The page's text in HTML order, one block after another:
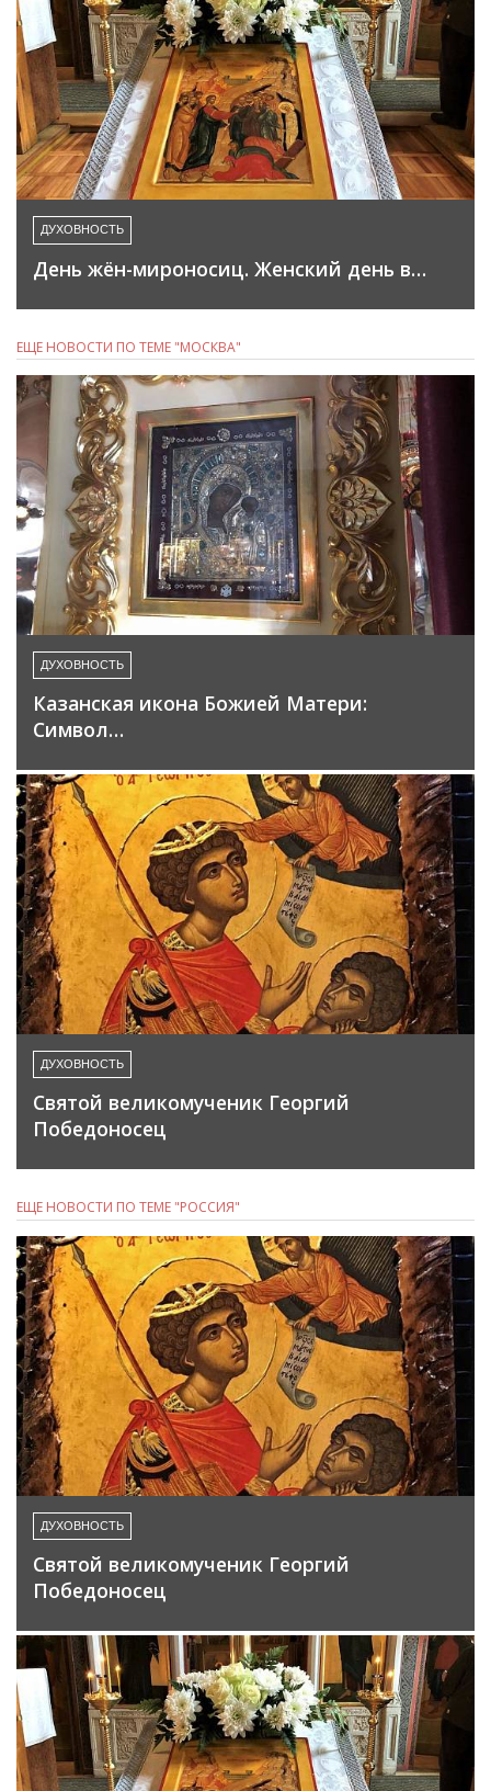
ДУХОВНОСТЬ
День жён-мироносиц. Женский день в…
ЕЩЕ НОВОСТИ ПО ТЕМЕ "МОСКВА"
ДУХОВНОСТЬ
Казанская икона Божией Матери:
Символ…
ДУХОВНОСТЬ
Святой великомученик Георгий
Победоносец
ЕЩЕ НОВОСТИ ПО ТЕМЕ "РОССИЯ"
ДУХОВНОСТЬ
Святой великомученик Георгий
Победоносец